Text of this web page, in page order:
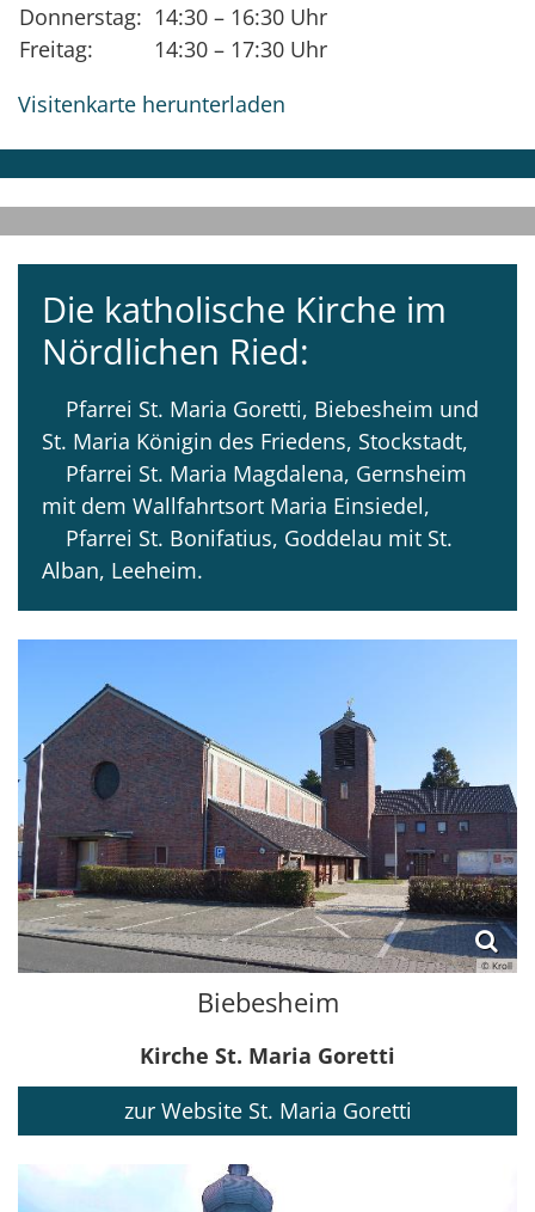
Donnerstag:
Freitag:
14:30 – 16:30 Uhr
14:30 – 17:30 Uhr
Visitenkarte herunterladen
Die katholische Kirche im
Nördlichen Ried:
Pfarrei St. Maria Goretti, Biebesheim und
St. Maria Königin des Friedens, Stockstadt,
Pfarrei St. Maria Magdalena, Gernsheim
mit dem Wallfahrtsort Maria Einsiedel,
Pfarrei St. Bonifatius, Goddelau mit St.
Alban, Leeheim.
© Kroll
Biebesheim
Kirche St. Maria Goretti
zur Website St. Maria Goretti